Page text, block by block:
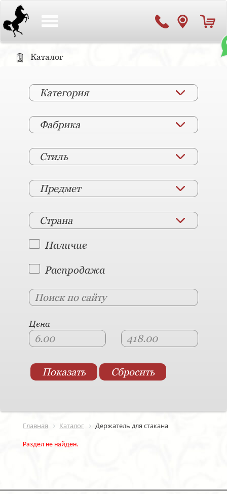
Каталог
Категория
Фабрика
Стиль
Предмет
Страна
Наличие
Распродажа
Цена
Главная Каталог Держатель для стакана
Раздел не найден.